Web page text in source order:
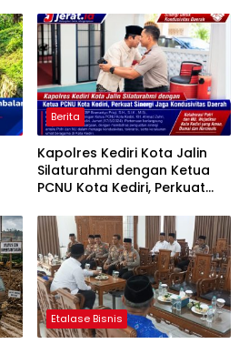
Berita
Kapolres Kediri Kota Jalin
Silaturahmi dengan Ketua
PCNU Kota Kediri, Perkuat
Daerah
Etalase Bisnis